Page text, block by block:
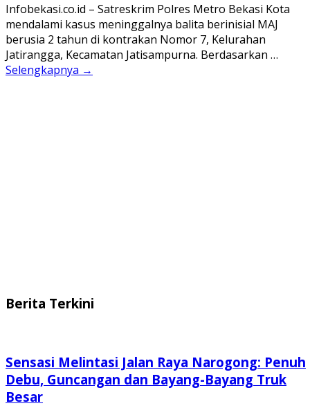
Infobekasi.co.id – Satreskrim Polres Metro Bekasi Kota
mendalami kasus meninggalnya balita berinisial MAJ
berusia 2 tahun di kontrakan Nomor 7, Kelurahan
Jatirangga, Kecamatan Jatisampurna. Berdasarkan …
Selengkapnya →
Berita Terkini
Sensasi Melintasi Jalan Raya Narogong: Penuh
Debu, Guncangan dan Bayang-Bayang Truk
Besar